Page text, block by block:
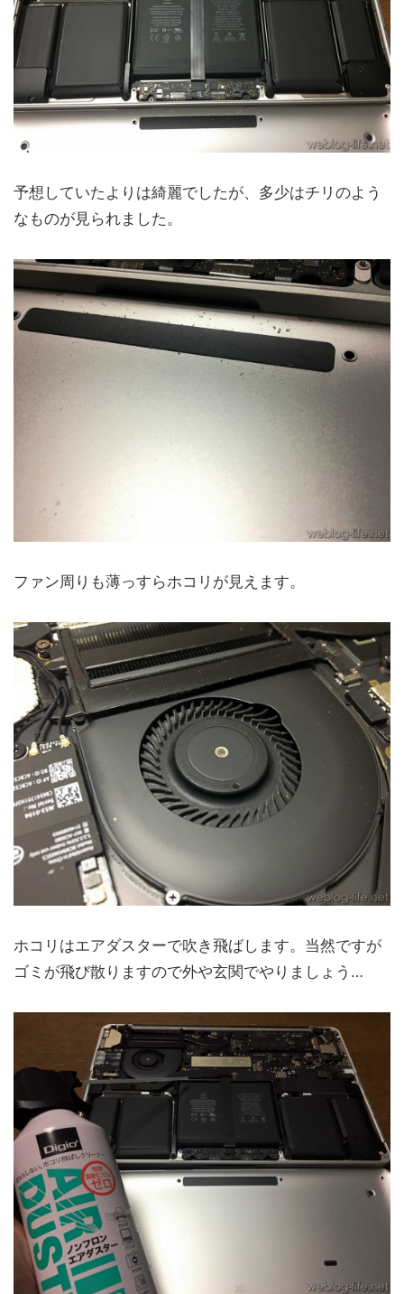
予想していたよりは綺麗でしたが、多少はチリのよう
なものが見られました。
ファン周りも薄っすらホコリが見えます。
ホコリはエアダスターで吹き飛ばします。当然ですが
ゴミが飛び散りますので外や玄関でやりましょう…